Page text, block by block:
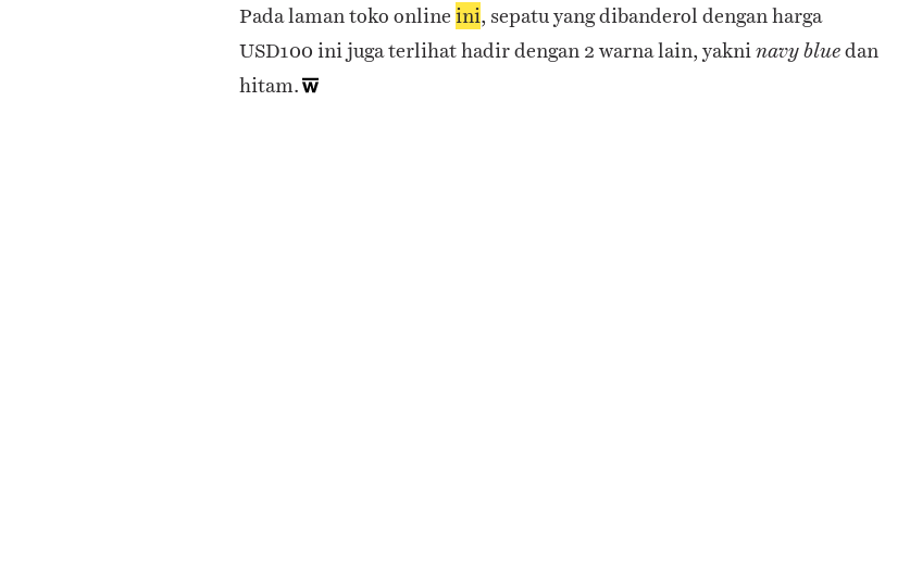
Pada laman toko online ini, sepatu yang dibanderol dengan harga
USD100 ini juga terlihat hadir dengan 2 warna lain, yakninavy bluedan
hitam.